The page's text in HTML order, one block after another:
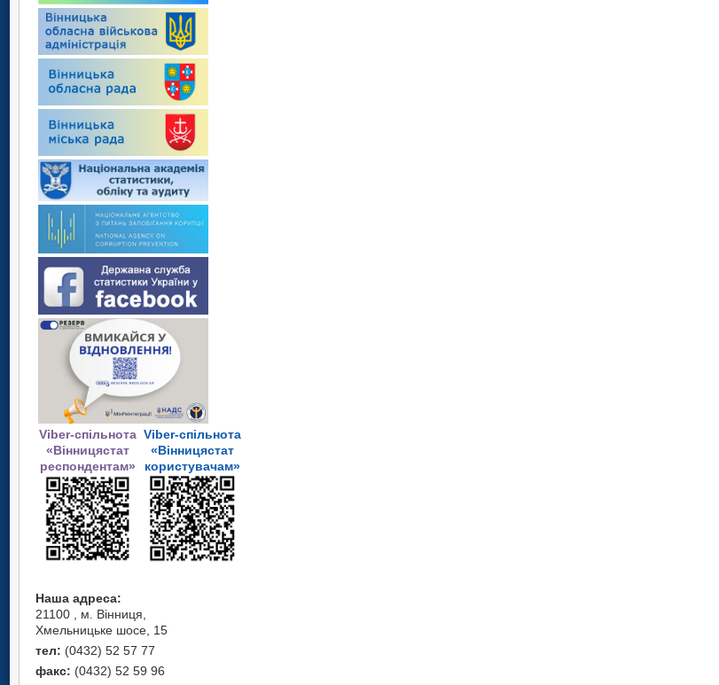
Viber-спільнота
«Вінницястат
респондентам»
Viber-спільнота
«Вінницястат
користувачам»
Наша адреса:
21100 , м. Вінниця,
Хмельницьке шосе, 15
тел: (0432) 52 57 77
факс: (0432) 52 59 96